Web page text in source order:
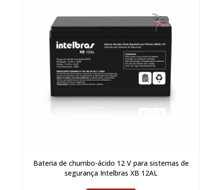
Bateria de chumbo-ácido 12 V para sistemas de
segurança Intelbras XB 12AL